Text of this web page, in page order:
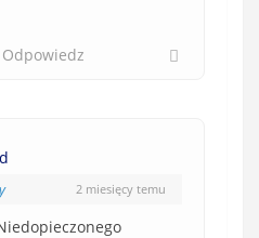
Odpowiedz
2 miesięcy temu